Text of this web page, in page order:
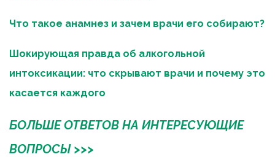
Что такое анамнез и зачем врачи его собирают?
Шокирующая правда об алкогольной
интоксикации: что скрывают врачи и почему это
касается каждого
БОЛЬШЕ ОТВЕТОВ НА ИНТЕРЕСУЮЩИЕ
ВОПРОСЫ >>>